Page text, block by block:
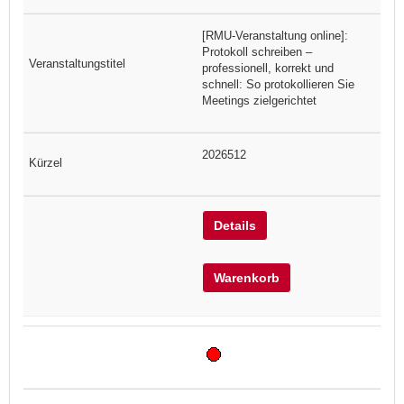
[RMU-Veranstaltung online]:
Protokoll schreiben –
professionell, korrekt und
schnell: So protokollieren Sie
Meetings zielgerichtet
2026512
Details
Warenkorb